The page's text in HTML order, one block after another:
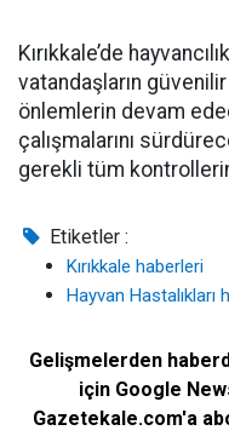
Kırıkkale’de
vatandaşların
önlemlerin devam
çalışmalarını
gerekli tüm
Etiketler :
Kırıkkale haberleri
Hayvan Hastalıkları
Gelişmelerden
için Google
Gazetekale.com'a